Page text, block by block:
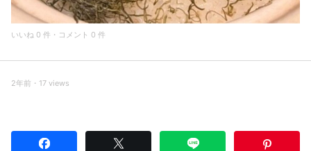
いいね 0 件・コメント 0 件
2年前・17 views